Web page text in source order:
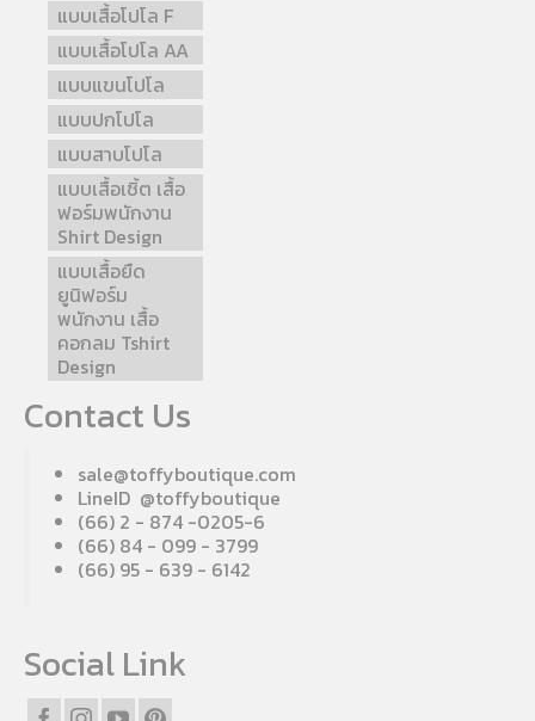
แบบเสื้อโปโล F
แบบเสื้อโปโล AA
แบบแขนโปโล
แบบปกโปโล
แบบสาบโปโล
แบบเสื้อเชิ้ต เสื้อ
ฟอร์มพนักงาน
Shirt Design
แบบเสื้อยืด
ยูนิฟอร์ม
พนักงาน เสื้อ
คอกลม Tshirt
Design
Contact Us
sale@toffyboutique.com
LineID @toffyboutique
(66) 2 - 874 -0205-6
(66) 84 - 099 - 3799
(66) 95 - 639 - 6142
Social Link